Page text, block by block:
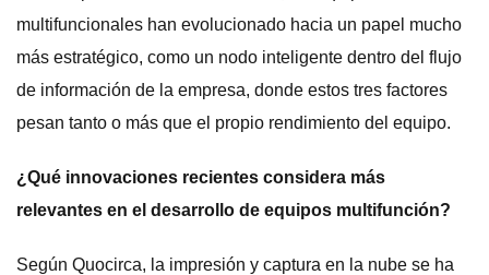
multifuncionales han evolucionado hacia un papel mucho
más estratégico, como un nodo inteligente dentro del flujo
de información de la empresa, donde estos tres factores
pesan tanto o más que el propio rendimiento del equipo.
¿Qué innovaciones recientes considera más
relevantes en el desarrollo de equipos multifunción?
Según Quocirca, la impresión y captura en la nube se ha